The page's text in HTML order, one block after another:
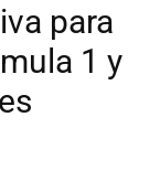
para
1 y